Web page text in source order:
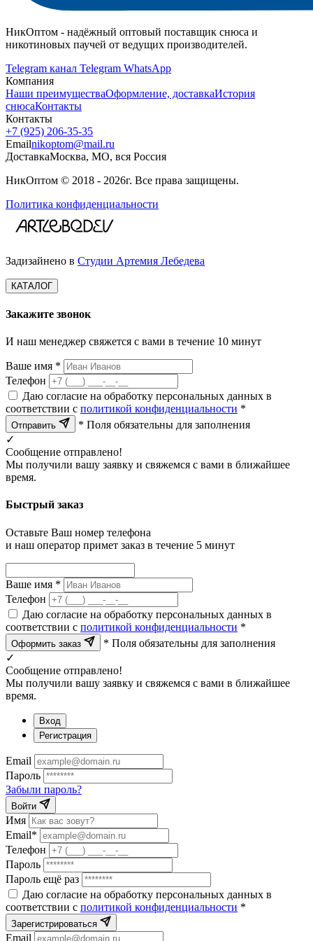
НикОптом - надёжный оптовый поставщик снюса и
никотиновых паучей от ведущих производителей.
Telegram канал Telegram WhatsApp
Компания
Наши преимуществаОформление, доставкаИстория
снюсаКонтакты
Контакты
+7 (925) 206‑35‑35
Emailnikoptom@mail.ru
ДоставкаМосква, МО, вся Россия
НикОптом © 2018 - 2026г. Все права защищены.
Политика конфиденциальности
Задизайнено в Студии Артемия Лебедева
КАТАЛОГ
Закажите звонок
И наш менеджер свяжется с вами в течение 10 минут
Ваше имя *
Телефон
Даю согласие на обработку персональных данных в
соответствии с политикой конфиденциальности *
Отправить
* Поля обязательны для заполнения
✓
Сообщение отправлено!
Мы получили вашу заявку и свяжемся с вами в ближайшее
время.
Быстрый заказ
Оставьте Ваш номер телефона
и наш оператор примет заказ в течение 5 минут
Ваше имя *
Телефон
Даю согласие на обработку персональных данных в
соответствии с политикой конфиденциальности *
Оформить заказ
* Поля обязательны для заполнения
✓
Сообщение отправлено!
Мы получили вашу заявку и свяжемся с вами в ближайшее
время.
Вход
Регистрация
Email
Пароль
Забыли пароль?
Войти
Имя
Email*
Телефон
Пароль
Пароль ещё раз
Даю согласие на обработку персональных данных в
соответствии с политикой конфиденциальности *
Зарегистрироваться
Email